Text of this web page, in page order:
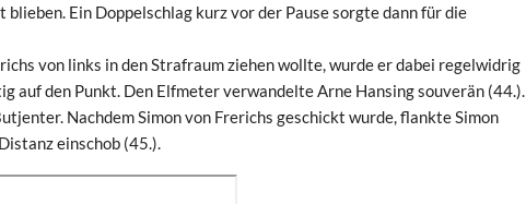
Ein Doppelschlag kurz vor der Pause sorgte dann für die
von links in den Strafraum ziehen wollte, wurde er dabei regelwidrig
auf den Punkt. Den Elfmeter verwandelte Arne Hansing souverän (44.).
Nachdem Simon von Frerichs geschickt wurde, flankte Simon
einschob (45.).